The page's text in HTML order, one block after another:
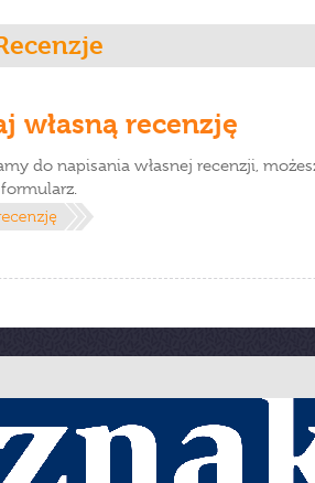
własną recenzję
do napisania własnej recenzji,